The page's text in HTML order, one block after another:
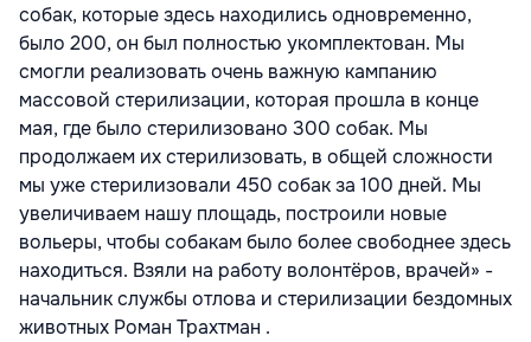
собак, которые здесь находились одновременно,
было 200, он был полностью укомплектован. Мы
смогли реализовать очень важную кампанию
массовой стерилизации, которая прошла в конце
мая, где было стерилизовано 300 собак. Мы
продолжаем их стерилизовать, в общей сложности
мы уже стерилизовали 450 собак за 100 дней. Мы
увеличиваем нашу площадь, построили новые
вольеры, чтобы собакам было более свободнее здесь
находиться. Взяли на работу волонтёров, врачей» -
начальник службы отлова и стерилизации бездомных
животных Роман Трахтман .